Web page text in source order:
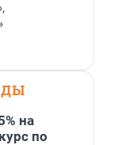
на
по